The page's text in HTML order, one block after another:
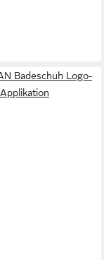
Badeschuh Logo-
Applikation